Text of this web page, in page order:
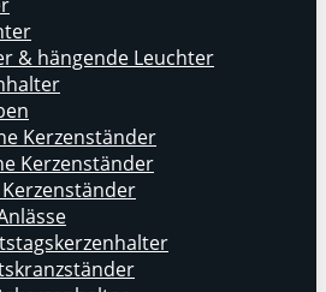
& hängende Leuchter
Kerzenständer
Kerzenständer